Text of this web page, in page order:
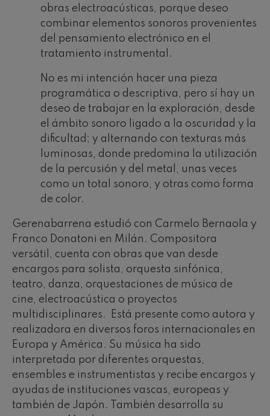
obras electroacústicas, porque deseo
combinar elementos sonoros provenientes
del pensamiento electrónico en el
tratamiento instrumental.
No es mi intención hacer una pieza
programática o descriptiva, pero sí hay un
deseo de trabajar en la exploración, desde
el ámbito sonoro ligado a la oscuridad y la
dificultad; y alternando con texturas más
luminosas, donde predomina la utilización
de la percusión y del metal, unas veces
como un total sonoro, y otras como forma
de color.
Gerenabarrena estudió con Carmelo Bernaola y
Franco Donatoni en Milán. Compositora
versátil, cuenta con obras que van desde
encargos para solista, orquesta sinfónica,
teatro, danza, orquestaciones de música de
cine, electroacústica o proyectos
multidisciplinares. Está presente como autora y
realizadora en diversos foros internacionales en
Europa y América. Su música ha sido
interpretada por diferentes orquestas,
ensembles e instrumentistas y recibe encargos y
ayudas de instituciones vascas, europeas y
también de Japón. También desarrolla su